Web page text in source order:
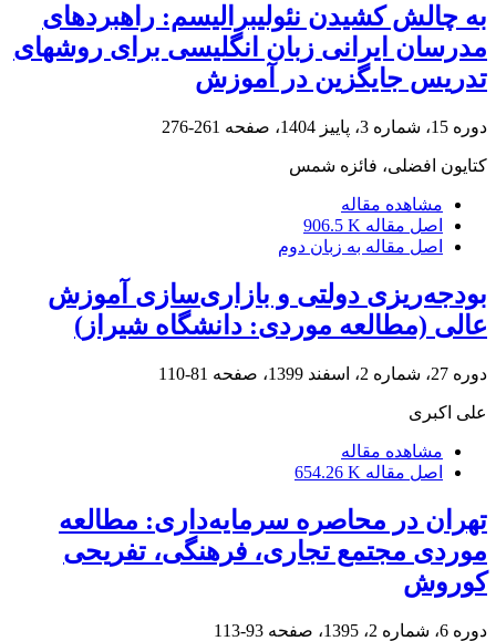
به چالش کشیدن نئولیبرالیسم: راهبردهای
مدرسان ایرانی زبان انگلیسی برای روشهای
تدریس جایگزین در آموزش
دوره 15، شماره 3، پاییز 1404، صفحه 261-276
کتایون افضلی، فائزه شمس
مشاهده مقاله
اصل مقاله 906.5 K
اصل مقاله به زبان دوم
بودجه‌ریزی دولتی و بازاری‌سازی آموزش
عالی (مطالعه موردی: دانشگاه شیراز)
دوره 27، شماره 2، اسفند 1399، صفحه 81-110
علی اکبری
مشاهده مقاله
اصل مقاله 654.26 K
تهران در محاصره سرمایه‌داری: مطالعه
موردی مجتمع تجاری، فرهنگی، تفریحی
کوروش
دوره 6، شماره 2، 1395، صفحه 93-113